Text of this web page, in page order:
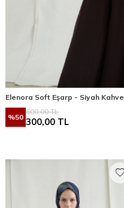
Elenora Soft Eşarp - Siyah Kahve
%50
600,00TL
300,00 TL